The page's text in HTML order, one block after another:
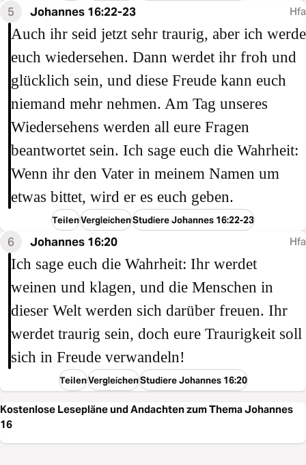
5 Johannes 16:22-23 Hfa
Auch ihr seid jetzt sehr traurig, aber ich werde
euch wiedersehen. Dann werdet ihr froh und
glücklich sein, und diese Freude kann euch
niemand mehr nehmen. Am Tag unseres
Wiedersehens werden all eure Fragen
beantwortet sein. Ich sage euch die Wahrheit:
Wenn ihr den Vater in meinem Namen um
etwas bittet, wird er es euch geben.
TeilenVergleichenStudiere Johannes 16:22-23
6 Johannes 16:20 Hfa
Ich sage euch die Wahrheit: Ihr werdet
weinen und klagen, und die Menschen in
dieser Welt werden sich darüber freuen. Ihr
werdet traurig sein, doch eure Traurigkeit soll
sich in Freude verwandeln!
TeilenVergleichenStudiere Johannes 16:20
Kostenlose Lesepläne und Andachten zum Thema Johannes
16